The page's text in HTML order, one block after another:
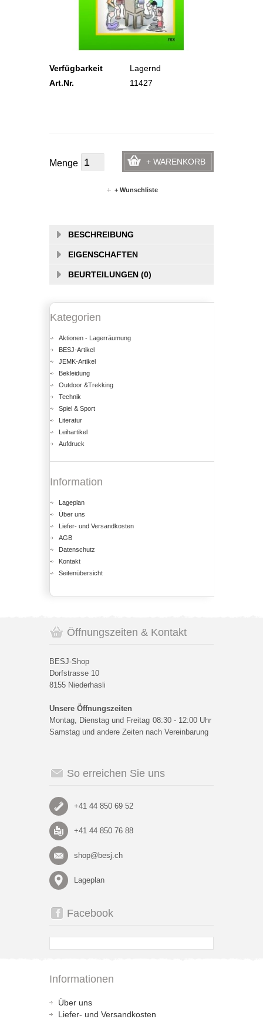
Verfügbarkeit
Lagernd
Art.Nr.
11427
Menge + WARENKORB
+ Wunschliste
BESCHREIBUNG
EIGENSCHAFTEN
BEURTEILUNGEN (0)
Kategorien
Aktionen - Lagerräumung
BESJ-Artikel
JEMK-Artikel
Bekleidung
Outdoor &Trekking
Technik
Spiel & Sport
Literatur
Leihartikel
Aufdruck
Information
Lageplan
Über uns
Liefer- und Versandkosten
AGB
Datenschutz
Kontakt
Seitenübersicht
Öffnungszeiten & Kontakt
BESJ-Shop
Dorfstrasse 10
8155 Niederhasli
Unsere Öffnungszeiten
Montag, Dienstag und Freitag 08:30 - 12:00 Uhr
Samstag und andere Zeiten nach Vereinbarung
So erreichen Sie uns
+41 44 850 69 52
+41 44 850 76 88
shop@besj.ch
Lageplan
Facebook
Informationen
Über uns
Liefer- und Versandkosten